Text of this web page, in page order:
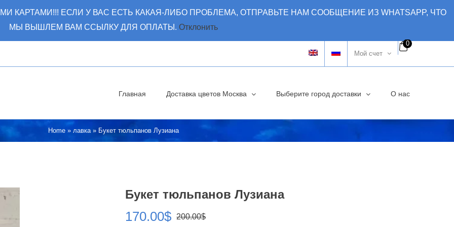
ЕСЛИ У ВАС ЕСТЬ КАКАЯ-ЛИБО ПРОБЛЕМА, ОТПРАВЬТЕ НАМ СООБЩЕНИЕ ИЗ WHATSAPP, ЧТО
МЫ ВЫШЛЕМ ВАМ ССЫЛКУ ДЛЯ ОПЛАТЫ. Отклонить
Мой счет
0
Главная Доставка цветов Москва Выберите город доставки О нас
Home » лавка» Букет тюльпанов Лузиана
Букет тюльпанов Лузиана
200.00$Первоначальная
170.00$
Текущая